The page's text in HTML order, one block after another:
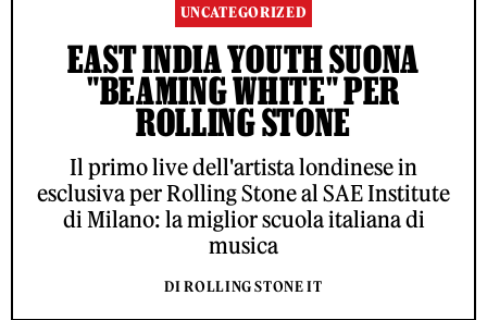
UNCATEGORIZED
EAST INDIA YOUTH SUONA
"BEAMING WHITE" PER
ROLLING STONE
Il primo live dell'artista londinese in
esclusiva per Rolling Stone al SAE Institute
di Milano: la miglior scuola italiana di
musica
DI ROLLING STONE IT